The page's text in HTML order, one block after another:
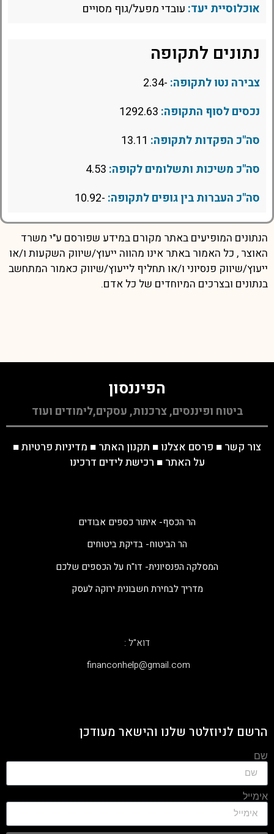
אוכלוסיית יעד: עובדי מפעל/גוף מסויים
נתונים לתקופה
צבירה נטו לתקופה: -2.34
נכסים לסוף התקופה:
סה"כ הפקדות לתקופה:
סה"כ משיכות ותשלומים לקופה:
סה"כ העברות בין גופים לתקופה: -10.92
הנתונים המופיעים באתר מקורם במידע שפורסם ע"י משרד
האוצר , כל האמור באתר אינו מהווה ייעוץ/שיווק השקעות ו/או
ייעוץ/שיווק פנסיוני ו/או תחליף לייעוץ/שיווק כאמור המתחשב
בנתונים ובצרכים המיוחדים של כל אדם.
הפיננסון
ביטוח ופיננסים, צרכנות, עסקים,לימודים ועוד
צור קשר ■ פרסם אצלנו ■ תקנון האתר ■ מדיניות פרטיות■
על האתר ■ רכישת לידים דרכינו
הר הכסף- איתור כספים אבודים
הר הביטוח- בדיקת ביטוחים
המסלקה הפנסיונית- דו"ח על הכספים שלכם
מדריך לבחירת חשבונית ירוקה לעסק
דוא"ל :
‫financonhelp@gmail.com‬
הרשם לניוזלטר שלנו והישאר מעודכן
שם
אימייל